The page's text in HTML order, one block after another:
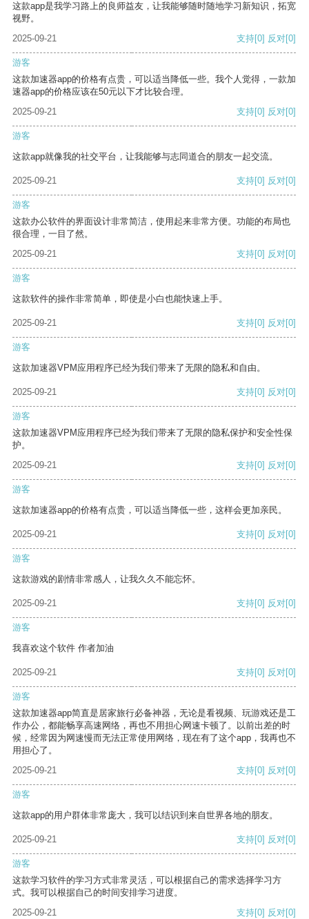
这款app是我学习路上的良师益友，让我能够随时随地学习新知识，拓宽
视野。
2025-09-21
支持[0] 反对[0]
游客
这款加速器app的价格有点贵，可以适当降低一些。我个人觉得，一款加
速器app的价格应该在50元以下才比较合理。
2025-09-21
支持[0] 反对[0]
游客
这款app就像我的社交平台，让我能够与志同道合的朋友一起交流。
2025-09-21 支持[0] 反对[0]
游客
这款办公软件的界面设计非常简洁，使用起来非常方便。功能的布局也
很合理，一目了然。
2025-09-21
支持[0] 反对[0]
游客
这款软件的操作非常简单，即使是小白也能快速上手。
2025-09-21 支持[0] 反对[0]
游客
这款加速器VPM应用程序已经为我们带来了无限的隐私和自由。
2025-09-21 支持[0] 反对[0]
游客
这款加速器VPM应用程序已经为我们带来了无限的隐私保护和安全性保
护。
2025-09-21
支持[0] 反对[0]
游客
这款加速器app的价格有点贵，可以适当降低一些，这样会更加亲民。
2025-09-21 支持[0] 反对[0]
游客
这款游戏的剧情非常感人，让我久久不能忘怀。
2025-09-21 支持[0] 反对[0]
游客
我喜欢这个软件 作者加油
2025-09-21 支持[0] 反对[0]
游客
这款加速器app简直是居家旅行必备神器，无论是看视频、玩游戏还是工
作办公，都能畅享高速网络，再也不用担心网速卡顿了。以前出差的时
候，经常因为网速慢而无法正常使用网络，现在有了这个app，我再也不
用担心了。
2025-09-21
支持[0] 反对[0]
游客
这款app的用户群体非常庞大，我可以结识到来自世界各地的朋友。
2025-09-21 支持[0] 反对[0]
游客
这款学习软件的学习方式非常灵活，可以根据自己的需求选择学习方
式。我可以根据自己的时间安排学习进度。
2025-09-21
支持[0] 反对[0]